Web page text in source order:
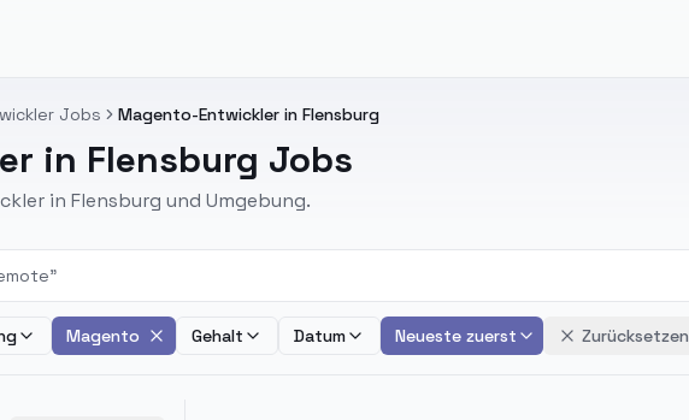
Jobs Magento-Entwickler in Flensburg
in Flensburg Jobs
in Flensburg und Umgebung.
Magento Gehalt Datum Neueste zuerst Zurücksetzen